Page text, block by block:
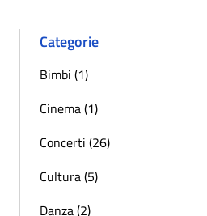
Categorie
Bimbi (1)
Cinema (1)
Concerti (26)
Cultura (5)
Danza (2)